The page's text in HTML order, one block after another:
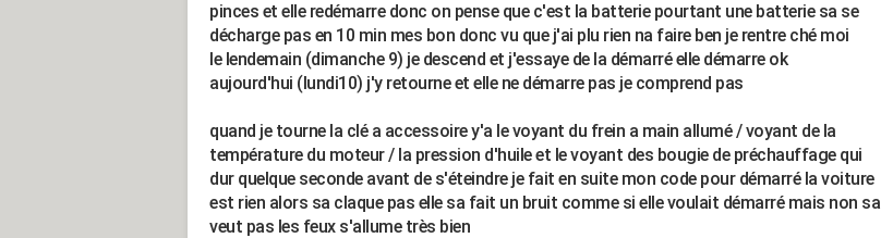
pinces et elle redémarre donc on pense que c'est la batterie pourtant une batterie sa se
décharge pas en 10 min mes bon donc vu que j'ai plu rien na faire ben je rentre ché moi
le lendemain (dimanche 9) je descend et j'essaye de la démarré elle démarre ok
aujourd'hui (lundi10) j'y retourne et elle ne démarre pas je comprend pas
quand je tourne la clé a accessoire y'a le voyant du frein a main allumé / voyant de la
température du moteur / la pression d'huile et le voyant des bougie de préchauffage qui
dur quelque seconde avant de s'éteindre je fait en suite mon code pour démarré la voiture
est rien alors sa claque pas elle sa fait un bruit comme si elle voulait démarré mais non sa
veut pas les feux s'allume très bien